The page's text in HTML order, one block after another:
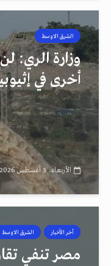
الشرق الاوسط رصد
وزارة الري:
أخرى في
الأربعاء، 5 أغسطس 2026، 6:44 ص
أخر الأخبار الشرق الاوسط
مصر تنفي